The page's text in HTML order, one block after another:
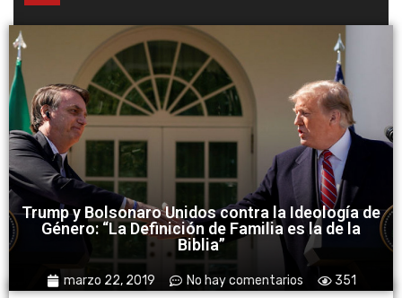
Trump y Bolsonaro Unidos contra la Ideología de
Género: “La Definición de Familia es la de la
Biblia”
marzo 22, 2019 No hay comentarios 351